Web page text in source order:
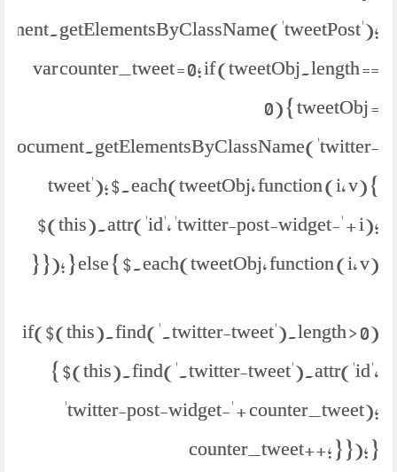
var counter_tweet = 0; if (tweetObj.length ==
0) { tweetObj =
document.getElementsByClassName('twitter-
tweet'); $.each(tweetObj, function (i, v) {
$(this).attr('id', 'twitter-post-widget-' + i);
}); } else { $.each(tweetObj, function (i, v) {
if($(this).find('.twitter-tweet').length > 0)
{ $(this).find('.twitter-tweet').attr('id',
'twitter-post-widget-' + counter_tweet);
counter_tweet++; } }); }